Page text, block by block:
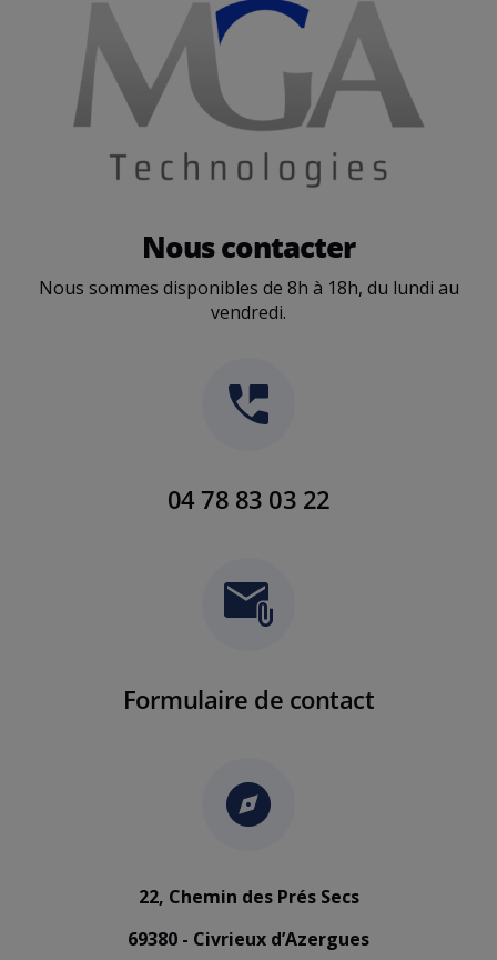
Nous contacter
Nous sommes disponibles de 8h à 18h, du lundi au
vendredi.
04 78 83 03 22
Formulaire de contact
22, Chemin des Prés Secs
69380 - Civrieux d’Azergues